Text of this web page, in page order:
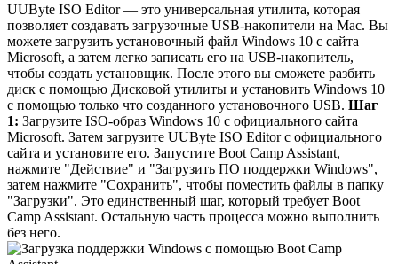
UUByte ISO Editor — это универсальная утилита, которая
позволяет создавать загрузочные USB-накопители на Mac. Вы
можете загрузить установочный файл Windows 10 с сайта
Microsoft, а затем легко записать его на USB-накопитель,
чтобы создать установщик. После этого вы сможете разбить
диск с помощью Дисковой утилиты и установить Windows 10
с помощью только что созданного установочного USB. Шаг
1: Загрузите ISO-образ Windows 10 с официального сайта
Microsoft. Затем загрузите UUByte ISO Editor с официального
сайта и установите его. Запустите Boot Camp Assistant,
нажмите "Действие" и "Загрузить ПО поддержки Windows",
затем нажмите "Сохранить", чтобы поместить файлы в папку
"Загрузки". Это единственный шаг, который требует Boot
Camp Assistant. Остальную часть процесса можно выполнить
без него.